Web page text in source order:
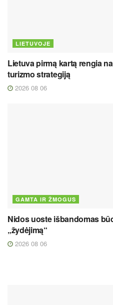
LIETUVOJE
Lietuva pirmą kartą rengia
turizmo strategiją
2026 08 06
GAMTA IR ŽMOGUS
Nidos uoste išbandomas
„žydėjimą“
2026 08 06